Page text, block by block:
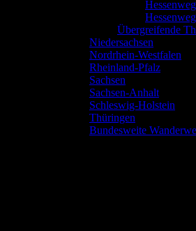
Übergreifende
Niedersachsen
Nordrhein-Westfalen
Rheinland-Pfalz
Sachsen
Sachsen-Anhalt
Schleswig-Holstein
Thüringen
Bundesweite